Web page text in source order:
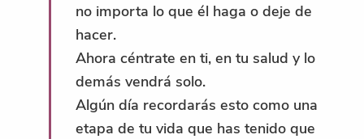
no importa lo que él haga o deje de
hacer.
Ahora céntrate en ti, en tu salud y lo
demás vendrá solo.
Algún día recordarás esto como una
etapa de tu vida que has tenido que